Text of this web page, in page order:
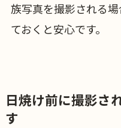
族写真を撮影される
ておくと安心です。
日焼け前に撮影さ
す